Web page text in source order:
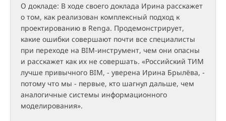
О докладе: В ходе своего доклада Ирина расскажет
о том, как реализован комплексный подход к
проектированию в Renga. Продемонстрирует,
какие ошибки совершают почти все специалисты
при переходе на BIM-инструмент, чем они опасны
и расскажет как их не совершать. «Российский ТИМ
лучше привычного BIM, - уверена Ирина Брылёва, -
потому что мы - первые, кто шагнул дальше, чем
аналогичные системы информационного
моделирования».